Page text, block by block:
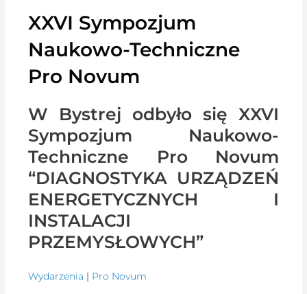
XXVI Sympozjum
Naukowo-Techniczne
Pro Novum
W Bystrej odbyło się XXVI
Sympozjum Naukowo-
Techniczne Pro Novum
“DIAGNOSTYKA URZĄDZEŃ
ENERGETYCZNYCH I
INSTALACJI
PRZEMYSŁOWYCH”
Wydarzenia | Pro Novum